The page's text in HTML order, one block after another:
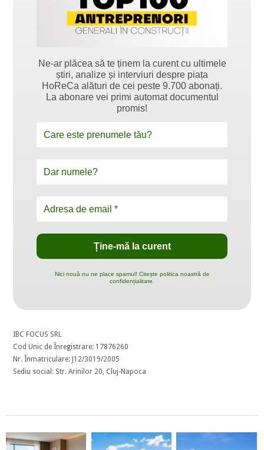
Ne-ar plăcea să te ținem la curent cu ultimele
știri, analize și interviuri despre piața
HoReCa alături de cei peste 9.700 abonați.
La abonare vei primi automat documentul
promis!
Nici nouă nu ne place spamul! Citește politica noastră de
confidențialitate.
IBC FOCUS SRL
Cod Unic de Înregistrare: 17876260
Nr. Înmatriculare: J12/3019/2005
Sediu social: Str. Arinilor 20, Cluj-Napoca